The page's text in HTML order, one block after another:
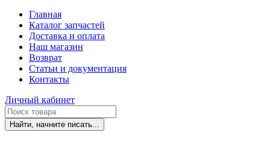
Главная
Каталог запчастей
Доставка и оплата
Наш магазин
Возврат
Статьи и документация
Контакты
Личный кабинет
Найти, начните писать...